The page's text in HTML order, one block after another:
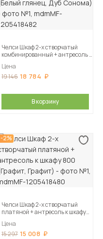
Челси Шкаф 2-х створчатый
комбинированный + антресоль к
Сонома)
Цена
19 146 18 784
В корзину
-2%
Челси Шкаф 2-х створчатый
платяной + антресоль к шкафу
Цена
15 297 15 008